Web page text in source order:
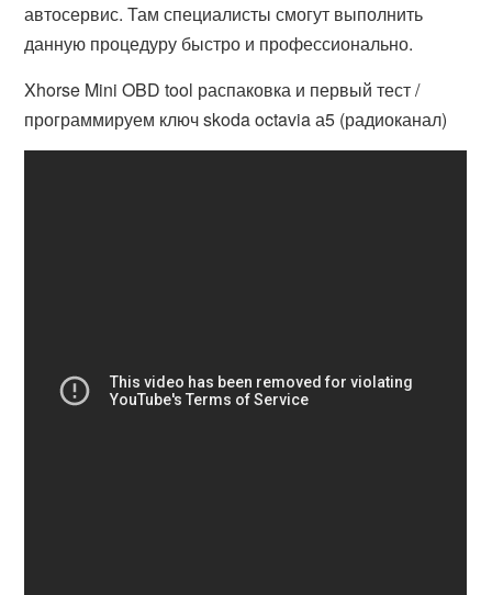
автосервис. Там специалисты смогут выполнить
данную процедуру быстро и профессионально.
Xhorse Mini OBD tool распаковка и первый тест /
программируем ключ skoda octavia а5 (радиоканал)